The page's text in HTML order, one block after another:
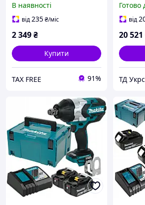
В наявності
від235₴/міс
2 349₴
Купити
TAX FREE 91%
Готово
від
20 521
ТД